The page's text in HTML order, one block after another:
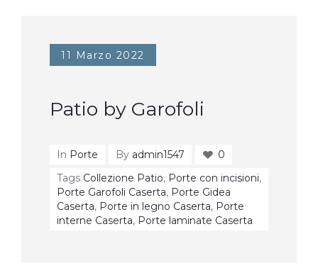
11 Marzo 2022
Patio by Garofoli
In Porte By admin1547
0
Tags Collezione Patio, Porte con incisioni,
Porte Garofoli Caserta, Porte Gidea
Caserta, Porte in legno Caserta, Porte
interne Caserta, Porte laminate Caserta